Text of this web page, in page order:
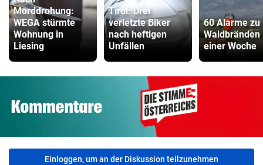
Morddrohung:
WEGA stürmte
Wohnung in
Liesing
Tirol: Drei
verletzte Biker
nach heftigen
Unfällen
60 Alarme zu
Waldbränden
einer Woche
Einloggen, um an der Diskussion teilzunehmen